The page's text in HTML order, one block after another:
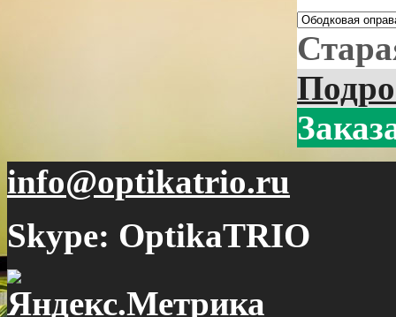
info@optikatrio.ru
Skype: OptikaTRIO